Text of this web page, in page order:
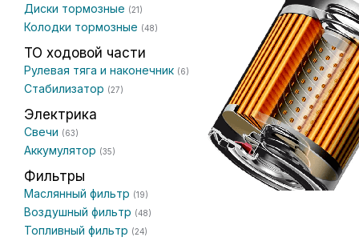
Диски тормозные (21)
Колодки тормозные (48)
ТО ходовой части
Рулевая тяга и наконечник (6)
Стабилизатор (27)
Электрика
Свечи (63)
Аккумулятор (35)
Фильтры
Маслянный фильтр (19)
Воздушный фильтр (48)
Топливный фильтр (24)